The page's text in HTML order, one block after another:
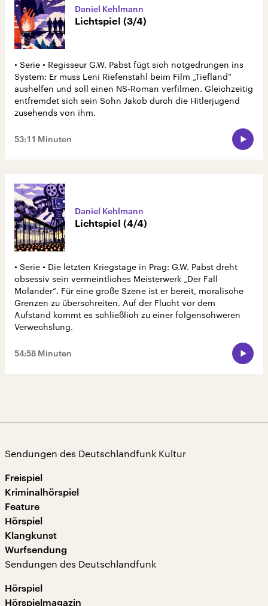
Daniel Kehlmann
Lichtspiel (3/4)
• Serie • Regisseur G.W. Pabst fügt sich notgedrungen ins
System: Er muss Leni Riefenstahl beim Film „Tiefland“
aushelfen und soll einen NS-Roman verfilmen. Gleichzeitig
entfremdet sich sein Sohn Jakob durch die Hitlerjugend
zusehends von ihm.
53:11 Minuten
Daniel Kehlmann
Lichtspiel (4/4)
• Serie • Die letzten Kriegstage in Prag: G.W. Pabst dreht
obsessiv sein vermeintliches Meisterwerk „Der Fall
Molander“. Für eine große Szene ist er bereit, moralische
Grenzen zu überschreiten. Auf der Flucht vor dem
Aufstand kommt es schließlich zu einer folgenschweren
Verwechslung.
54:58 Minuten
Sendungen des Deutschlandfunk Kultur
Freispiel
Kriminalhörspiel
Feature
Hörspiel
Klangkunst
Wurfsendung
Sendungen des Deutschlandfunk
Hörspiel
Hörspielmagazin